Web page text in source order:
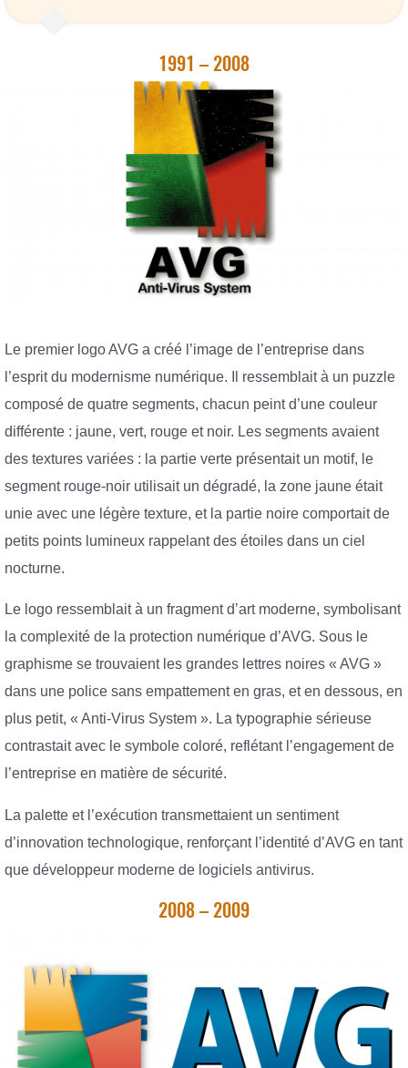
1991 – 2008
Le premier logo AVG a créé l’image de l’entreprise dans
l’esprit du modernisme numérique. Il ressemblait à un puzzle
composé de quatre segments, chacun peint d’une couleur
différente : jaune, vert, rouge et noir. Les segments avaient
des textures variées : la partie verte présentait un motif, le
segment rouge-noir utilisait un dégradé, la zone jaune était
unie avec une légère texture, et la partie noire comportait de
petits points lumineux rappelant des étoiles dans un ciel
nocturne.
Le logo ressemblait à un fragment d’art moderne, symbolisant
la complexité de la protection numérique d’AVG. Sous le
graphisme se trouvaient les grandes lettres noires « AVG »
dans une police sans empattement en gras, et en dessous, en
plus petit, « Anti-Virus System ». La typographie sérieuse
contrastait avec le symbole coloré, reflétant l’engagement de
l’entreprise en matière de sécurité.
La palette et l’exécution transmettaient un sentiment
d’innovation technologique, renforçant l’identité d’AVG en tant
que développeur moderne de logiciels antivirus.
2008 – 2009